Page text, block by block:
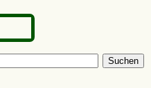
Suchen